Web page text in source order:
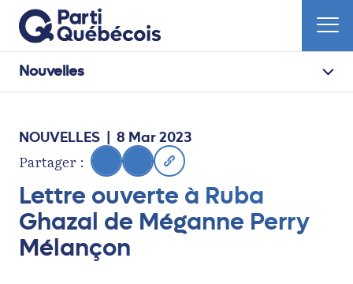
Nouvelles
NOUVELLES | 8 Mar 2023
Partager :
Lettre ouverte à Ruba
Ghazal de Méganne Perry
Mélançon